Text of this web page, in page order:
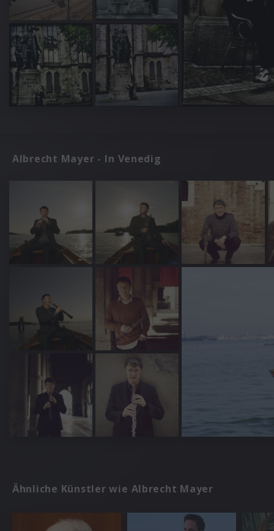
Albrecht Mayer - In Venedig
Ähnliche Künstler wie Albrecht Mayer